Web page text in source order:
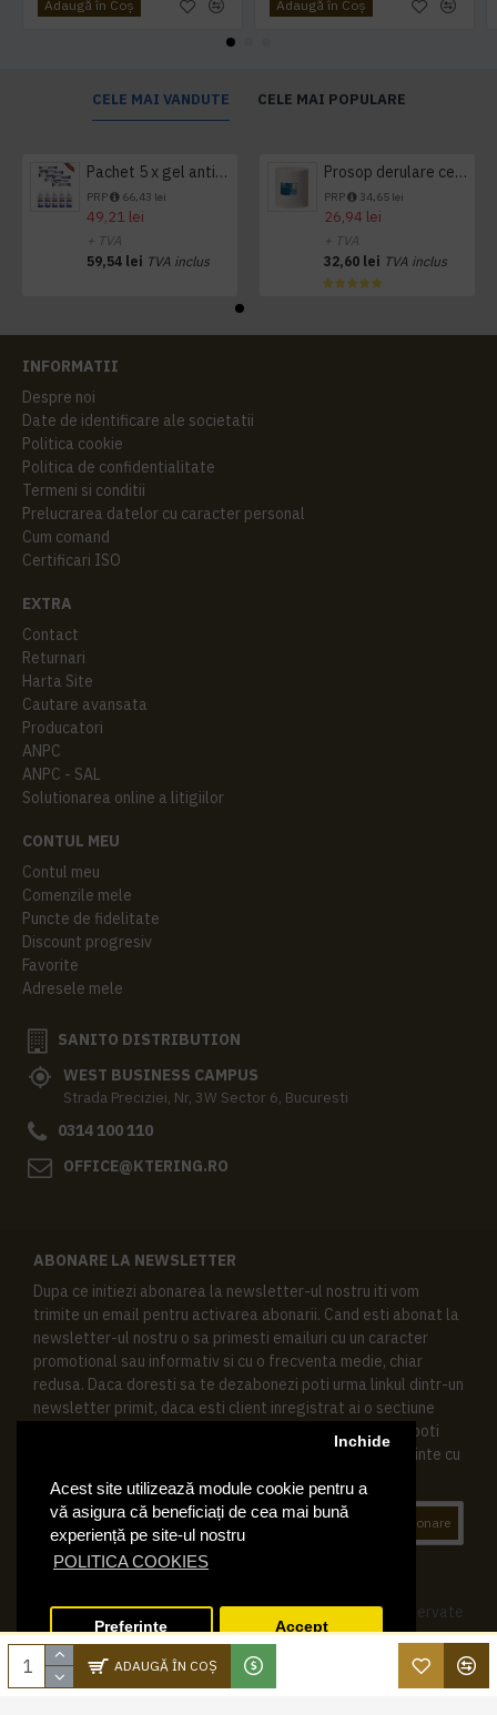
Acest site utilizează module cookie pentru a
vă asigura că beneficiați de cea mai bună
experiență pe site-ul nostru
POLITICA COOKIES
Inchide
Preferinte Accept
ADAUGĂ ÎN COŞ
Adaugă în Coş Adaugă în Coş
CELE MAI VANDUTE CELE MAI POPULARE
Pachet 5 x gel antibacterian 50ml si 3 x Servetele antibacteriene 48 buc Hygienium
PRP 66,43 lei
49,21 lei
+ TVA
59,54 lei TVA inclus
Prosop derulare centrala 1 pliu, 300 m Tork
PRP 34,65 lei
26,94 lei
+ TVA
32,60 lei TVA inclus
INFORMATII
Despre noi
Date de identificare ale societatii
Politica cookie
Politica de confidentialitate
Termeni si conditii
Prelucrarea datelor cu caracter personal
Cum comand
Certificari ISO
EXTRA
Contact
Returnari
Harta Site
Cautare avansata
Producatori
ANPC
ANPC - SAL
Solutionarea online a litigiilor
CONTUL MEU
Contul meu
Comenzile mele
Puncte de fidelitate
Discount progresiv
Favorite
Adresele mele
SANITO DISTRIBUTION
WEST BUSINESS CAMPUS
Strada Preciziei, Nr, 3W Sector 6, Bucuresti
0314 100 110
OFFICE@KTERING.RO
ABONARE LA NEWSLETTER
Dupa ce initiezi abonarea la newsletter-ul nostru iti vom
trimite un email pentru activarea abonarii. Cand esti abonat la
newsletter-ul nostru o sa primesti emailuri cu un caracter
promotional sau informativ si cu o frecventa medie, chiar
redusa. Daca doresti sa te dezabonezi poti urma linkul dintr-un
newsletter primit, daca esti client inregistrat ai o sectiune
speciala in contul tau in acest scop, si de asemenea ne poti
contacta oricand pe email pentru orice intrebari sau cerinte cu
Abonare
© 2019 Ktering.ro , Toate drepturile rezervate